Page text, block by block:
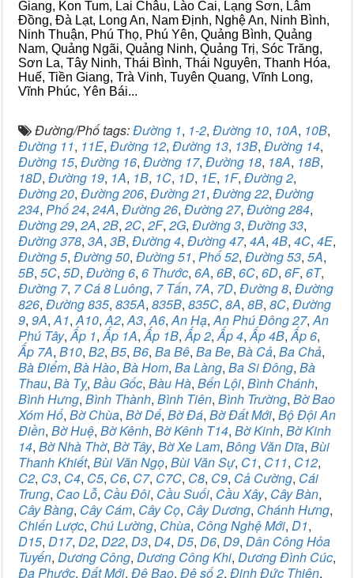
Giang, Kon Tum, Lai Châu, Lào Cai, Lạng Sơn, Lâm
Đồng, Đà Lạt, Long An, Nam Định, Nghệ An, Ninh Bình,
Ninh Thuận, Phú Thọ, Phú Yên, Quảng Bình, Quảng
Nam, Quảng Ngãi, Quảng Ninh, Quảng Trị, Sóc Trăng,
Sơn La, Tây Ninh, Thái Bình, Thái Nguyên, Thanh Hóa,
Huế, Tiền Giang, Trà Vinh, Tuyên Quang, Vĩnh Long,
Vĩnh Phúc, Yên Bái...
Đường/Phố tags:Đường 1, 1-2, Đường 10, 10A, 10B,
Đường 11, 11E, Đường 12, Đường 13, 13B, Đường 14,
Đường 15, Đường 16, Đường 17, Đường 18, 18A, 18B,
18D, Đường 19, 1A, 1B, 1C, 1D, 1E, 1F, Đường 2,
Đường 20, Đường 206, Đường 21, Đường 22, Đường
234, Phố 24, 24A, Đường 26, Đường 27, Đường 284,
Đường 29, 2A, 2B, 2C, 2F, 2G, Đường 3, Đường 33,
Đường 378, 3A, 3B, Đường 4, Đường 47, 4A, 4B, 4C, 4E,
Đường 5, Đường 50, Đường 51, Phố 52, Đường 53, 5A,
5B, 5C, 5D, Đường 6, 6 Thước, 6A, 6B, 6C, 6D, 6F, 6T,
Đường 7, 7 Cá 8 Luông, 7 Tấn, 7A, 7D, Đường 8, Đường
826, Đường 835, 835A, 835B, 835C, 8A, 8B, 8C, Đường
9, 9A,A1,A10,A2,A3,A6,An Hạ,An Phú Đông 27,An
Phú Tây,Ấp 1,Ấp 1A,Ấp 1B,Ấp 2,Ấp 4,Ấp 4B,Ấp 6,
Ấp 7A, B10, B2, B5, B6, Ba Bê, Ba Be, Bà Cả, Ba Chả,
Bà Điểm, Bà Hào, Bà Hom, Ba Làng, Ba Si Đông, Bà
Thau, Bà Tỵ, Bầu Gốc, Bàu Hà, Bến Lội, Bình Chánh,
Bình Hưng, Bình Thành, Bình Tiên, Bình Trường, Bờ Bao
Xóm Hố, Bờ Chùa, Bờ Dế, Bờ Đá, Bờ Đất Mới, Bộ Đội An
Điền, Bờ Huệ, Bờ Kênh, Bờ Kênh T14, Bờ Kinh, Bờ Kinh
14, Bờ Nhà Thờ, Bờ Tây, Bờ Xe Lam, Bông Văn Dĩa, Bùi
Thanh Khiết, Bùi Văn Ngọ, Bùi Văn Sự, C1, C11, C12,
C2, C3, C4, C5, C6, C7, C7C, C8, C9, Cả Cường, Cái
Trung, Cao Lỗ, Cầu Đôi, Cầu Suối, Cầu Xây, Cây Bàn,
Cây Bàng, Cây Cám, Cây Cọ, Cây Dương, Chánh Hưng,
Chiến Lược, Chú Lường, Chùa, Công Nghệ Mới, D1,
D15, D17, D2, D22, D3, D4, D5, D6, D9, Dân Công Hỏa
Tuyến, Dương Công, Dương Công Khi, Dương Đình Cúc,
Đa Phước, Đất Mới, Đê Bao, Đê số 2, Đinh Đức Thiện,